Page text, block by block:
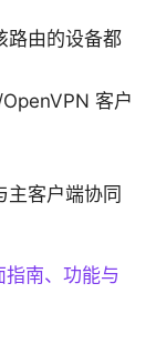
路由的设备都
客户
主客户端协同
南、功能与